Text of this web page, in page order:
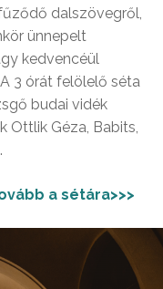
dalszövegről,
ünnepelt
kedvencéül
3 órát felölelő séta
budai vidék
Ottlik Géza, Babits,
a sétára>>>